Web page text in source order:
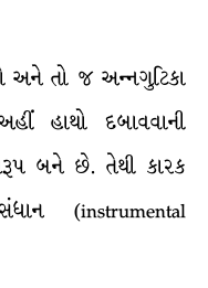
અને તો જ અન્નગુટિકા
હાથો દબાવવાની
બને છે. તેથી કારક
(instrumental